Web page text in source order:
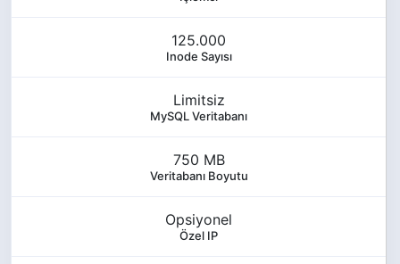
125.000
Inode Sayısı
Limitsiz
MySQL Veritabanı
750 MB
Veritabanı Boyutu
Opsiyonel
Özel IP